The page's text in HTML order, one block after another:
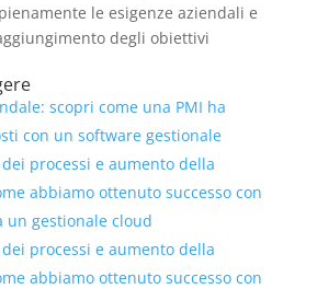
le esigenze aziendali e
degli obiettivi
scopri come una PMI ha
con un software gestionale
processi e aumento della
abbiamo ottenuto successo con
un gestionale cloud
processi e aumento della
abbiamo ottenuto successo con